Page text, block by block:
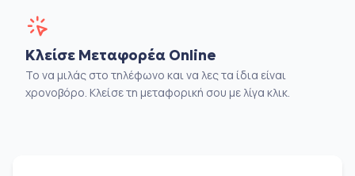
Κλείσε Μεταφορέα Online
Το να μιλάς στο τηλέφωνο και να λες τα ίδια είναι
χρονοβόρο. Κλείσε τη μεταφορική σου με λίγα κλικ.